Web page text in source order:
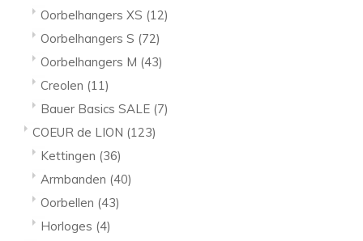
Oorbelhangers XS (12)
Oorbelhangers S (72)
Oorbelhangers M (43)
Creolen (11)
Bauer Basics SALE (7)
COEUR de LION (123)
Kettingen (36)
Armbanden (40)
Oorbellen (43)
Horloges (4)